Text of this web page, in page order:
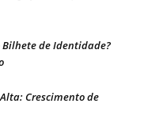
Bilhete de Identidade?
Crescimento de